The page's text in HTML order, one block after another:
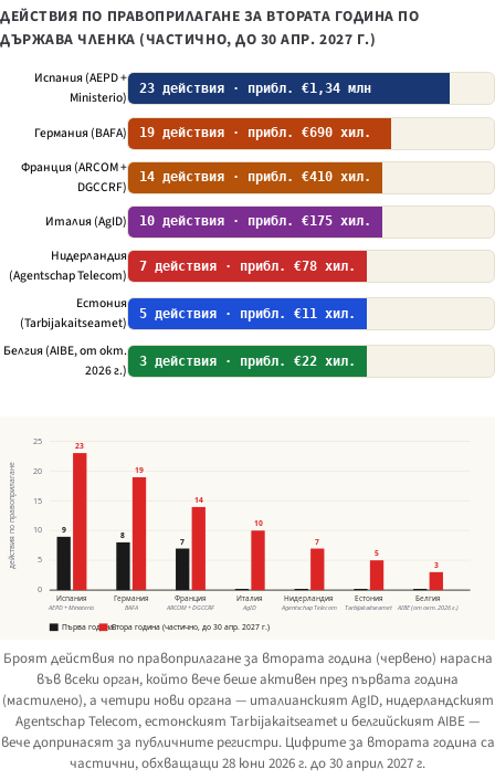
ДЕЙСТВИЯ ПО ПРАВОПРИЛАГАНЕ ЗА ВТОРАТА ГОДИНА ПО
ДЪРЖАВА ЧЛЕНКА (ЧАСТИЧНО, ДО 30 АПР. 2027 Г.)
Испания (AEPD +
Ministerio)
23 действия · прибл. €1,34 млн
Германия (BAFA) 19 действия · прибл. €690 хил.
Франция (ARCOM +
DGCCRF)
14 действия · прибл. €410 хил.
Италия (AgID) 10 действия · прибл. €175 хил.
Нидерландия
(Agentschap Telecom)
7 действия · прибл. €78 хил.
Естония
(Tarbijakaitseamet)
5 действия · прибл. €11 хил.
Белгия (AIBE, от окт.
2026 г.)
3 действия · прибл. €22 хил.
25
20
15
10
5
0
23
19
14
10
7
5
3
9
8
7
Испания Германия Франция Италия Нидерландия Естония Белгия
AEPD + Ministerio BAFA ARCOM + DGCCRF AgID Agentschap Telecom Tarbijakaitseamet AIBE (от окт. 2026 г.)
действия по правоприлагане
Първа годинаВтора година (частично, до 30 апр. 2027 г.)
Броят действия по правоприлагане за втората година (червено) нарасна
във всеки орган, който вече беше активен през първата година
(мастилено), а четири нови органа — италианският AgID, нидерландският
Agentschap Telecom, естонският Tarbijakaitseamet и белгийският AIBE —
вече допринасят за публичните регистри. Цифрите за втората година са
частични, обхващащи 28 юни 2026 г. до 30 април 2027 г.